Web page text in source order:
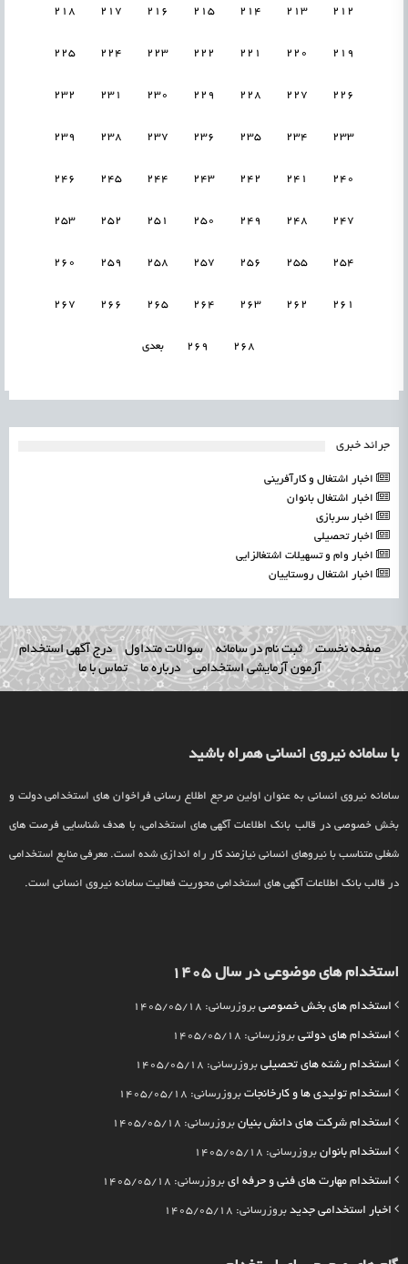
212
213
214
215
216
217
218
219
220
221
222
223
224
225
226
227
228
229
230
231
232
233
234
235
236
237
238
239
240
241
242
243
244
245
246
247
248
249
250
251
252
253
254
255
256
257
258
259
260
261
262
263
264
265
266
267
268
269 بعدی
جرائد خبری
اخبار اشتغال و کارآفرینی
اخبار اشتغال بانوان
اخبار سربازی
اخبار تحصیلی
اخبار وام و تسهیلات اشتغالزایی
اخبار اشتغال روستاییان
صفحه نخست ثبت نام در سامانه سوالات متداول
درج آگهی استخدام
آزمون آزمایشی استخدامی
درباره ما تماس با ما
با سامانه نیروی انسانی همراه باشید
سامانه نیروی انسانی به عنوان اولین مرجع اطلاع رسانی فراخوان های استخدامی دولت و
بخش خصوصی در قالب بانک اطلاعات آگهی های استخدامی، با هدف شناسایی فرصت های
شغلی متناسب با نیروهای انسانی نیازمند کار راه اندازی شده است. معرفی منابع استخدامی
در قالب بانک اطلاعات آگهی های استخدامی محوریت فعالیت سامانه نیروی انسانی است.
استخدام های موضوعی در سال 1405
استخدام های بخش خصوصی بروزرسانی: 1405/05/18
استخدام های دولتی بروزرسانی: 1405/05/18
استخدام رشته های تحصیلی بروزرسانی: 1405/05/18
استخدام تولیدی ها و کارخانجات بروزرسانی: 1405/05/18
استخدام شرکت های دانش بنیان بروزرسانی: 1405/05/18
استخدام بانوان بروزرسانی: 1405/05/18
استخدام مهارت های فنی و حرفه ای بروزرسانی: 1405/05/18
اخبار استخدامی جدید بروزرسانی: 1405/05/18